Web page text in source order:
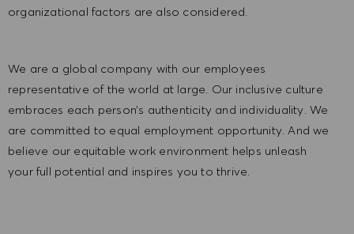
organizational factors are also considered.
We are a global company with our employees
representative of the world at large. Our inclusive culture
embraces each person’s authenticity and individuality. We
are committed to equal employment opportunity. And we
believe our equitable work environment helps unleash
your full potential and inspires you to thrive.